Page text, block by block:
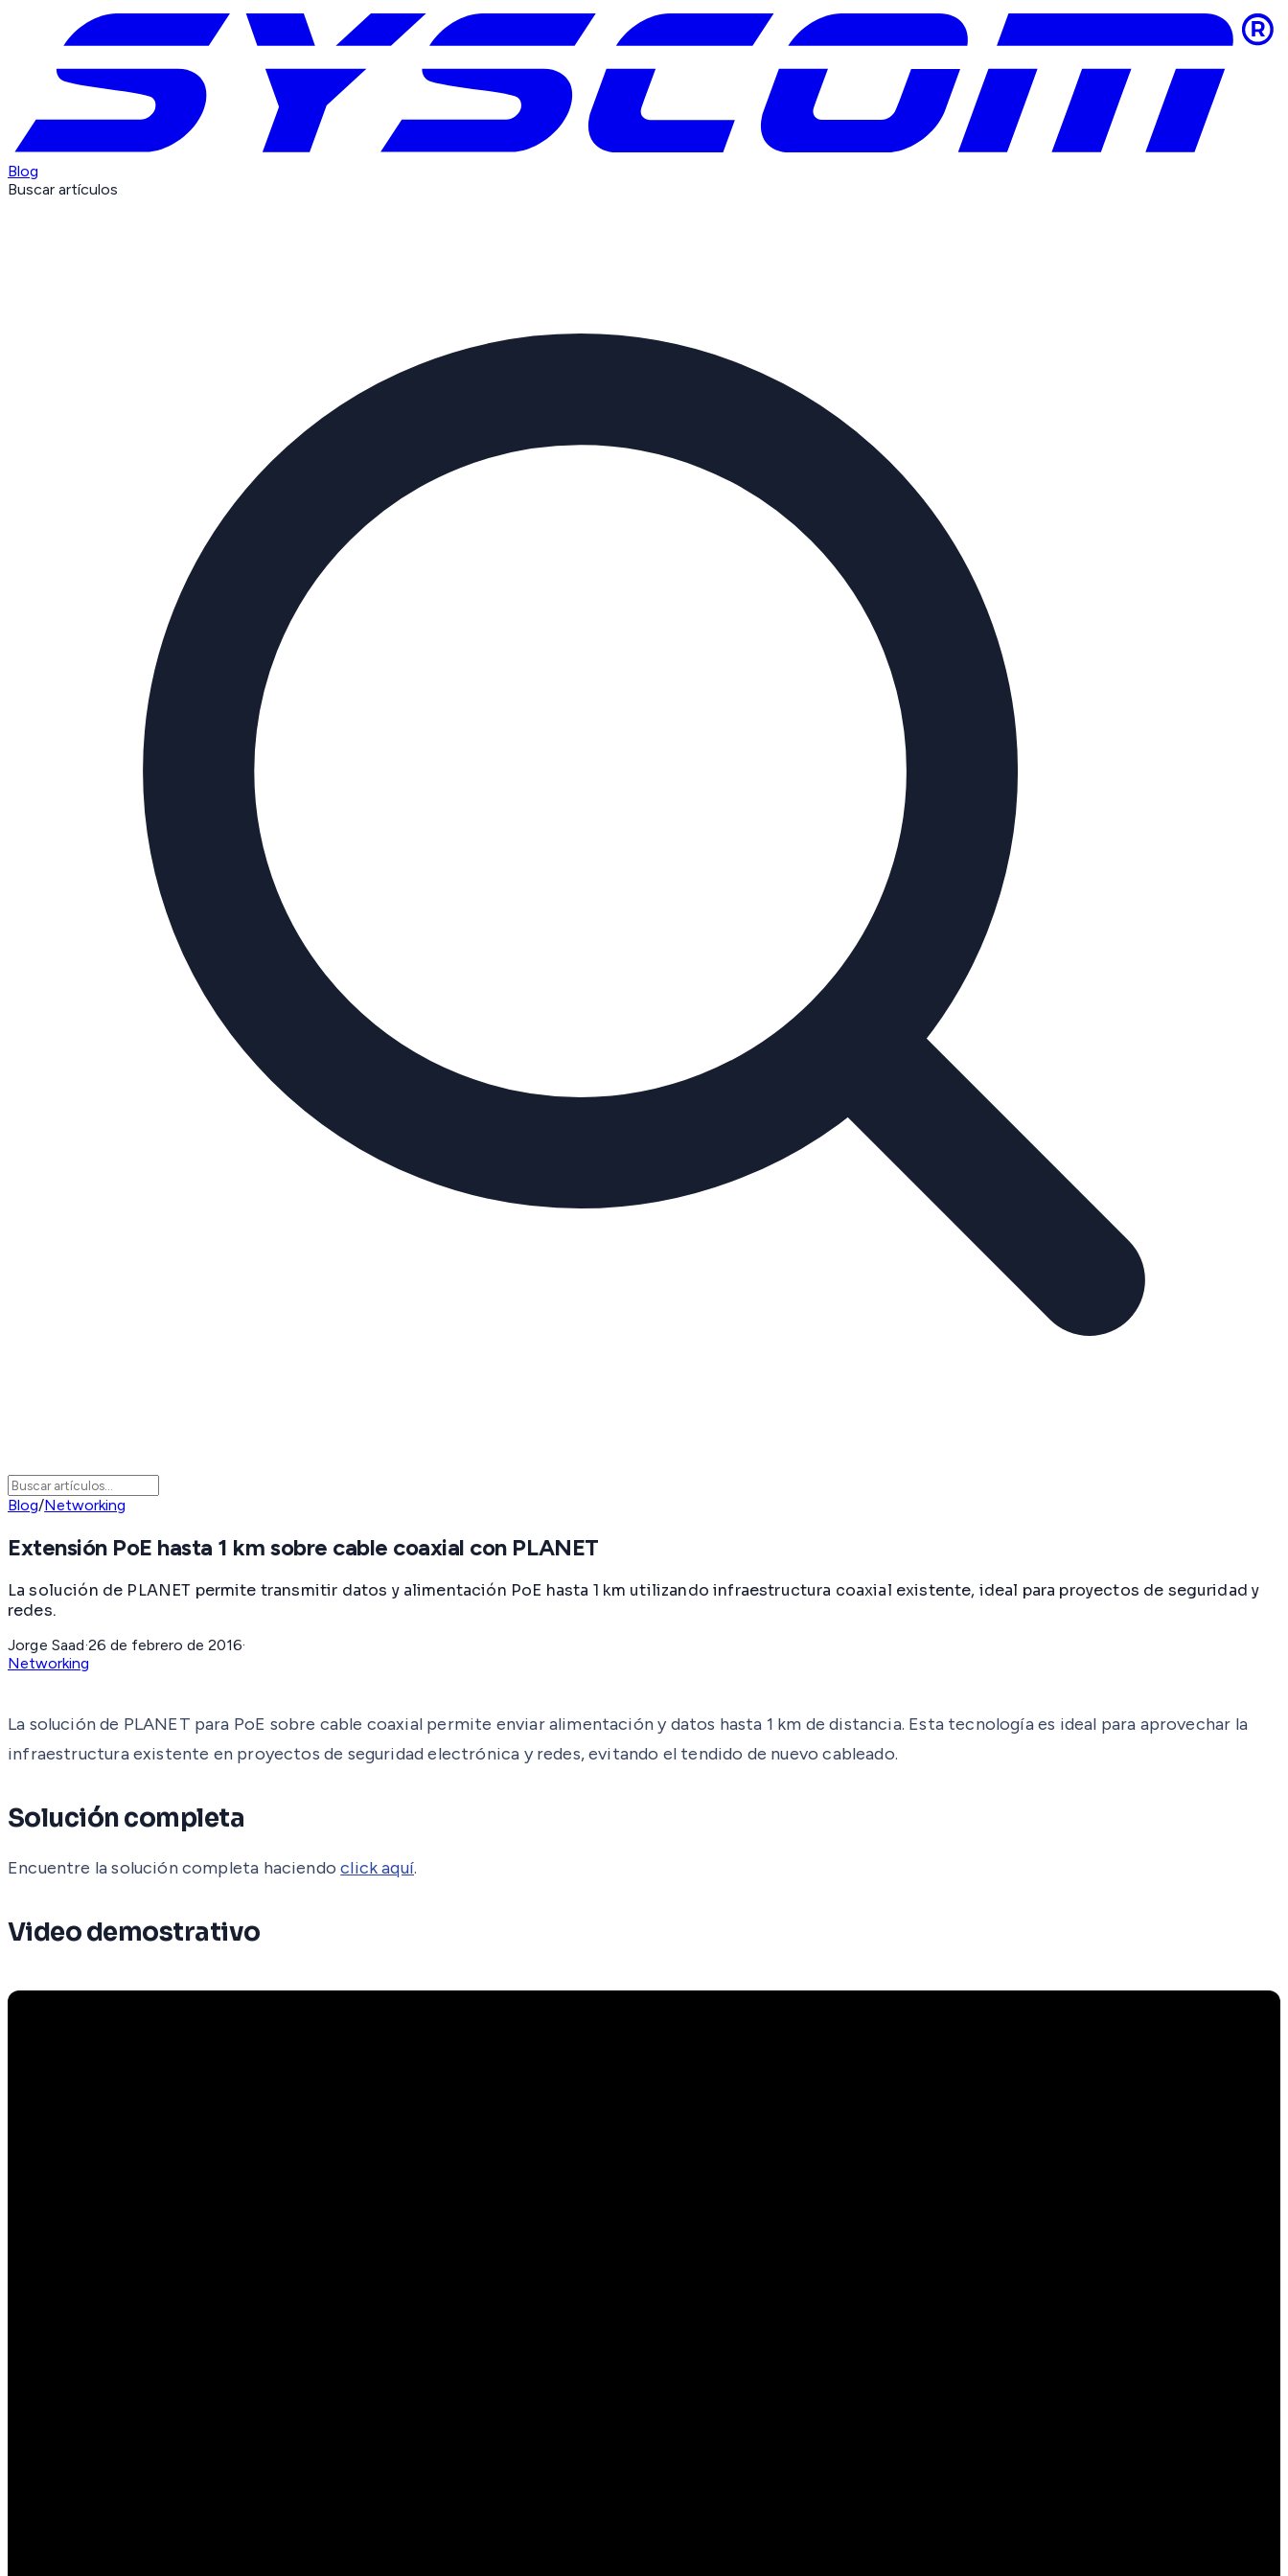
Blog
Buscar artículos
Blog/Networking
Extensión PoE hasta 1 km sobre cable coaxial con PLANET
La solución de PLANET permite transmitir datos y alimentación PoE hasta 1 km utilizando infraestructura coaxial existente, ideal para proyectos de seguridad y
redes.
Jorge Saad·26 de febrero de 2016·
Networking
La solución de PLANET para PoE sobre cable coaxial permite enviar alimentación y datos hasta 1 km de distancia. Esta tecnología es ideal para aprovechar la
infraestructura existente en proyectos de seguridad electrónica y redes, evitando el tendido de nuevo cableado.
Solución completa
Encuentre la solución completa haciendoclick aquí.
Video demostrativo